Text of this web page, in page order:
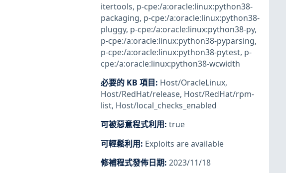
itertools, p-cpe:/a:oracle:linux:python38-
packaging, p-cpe:/a:oracle:linux:python38-
pluggy, p-cpe:/a:oracle:linux:python38-py,
p-cpe:/a:oracle:linux:python38-pyparsing,
p-cpe:/a:oracle:linux:python38-pytest, p-
cpe:/a:oracle:linux:python38-wcwidth
必要的 KB 項目: Host/OracleLinux,
Host/RedHat/release, Host/RedHat/rpm-
list, Host/local_checks_enabled
可被惡意程式利用: true
可輕鬆利用: Exploits are available
修補程式發佈日期: 2023/11/18